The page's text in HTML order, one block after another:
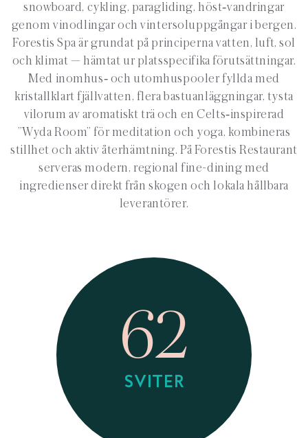
snowboard, cykling, paragliding, höst‑vandringar
genom vinodlingar och vintersoluppgångar i bergen.
Forestis Spa är grundat på principerna vatten, luft, sol
och klimat — hämtat ur platsspecifika förutsättningar.
Med inomhus‑ och utomhuspooler fyllda med
kristallklart fjällvatten, flera bastuanläggningar, tysta
vilorum av aromatiskt trä och en Celts‑inspirerad
”Wyda Room” för meditation och yoga, kombineras
stillhet och aktiv återhämtning. På Forestis Restaurant
serveras modern, regional fine-dining med
ingredienser direkt från skogen och lokala hållbara
leverantörer.
62
SVITER